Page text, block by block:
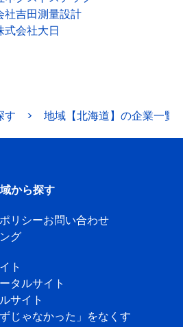
社吉田測量設計
式会社大日
す > 地域【北海道】の企業一覧
から探す
リシーお問い合わせ
グ
ト
タルサイト
サイト
じゃなかった」をなくす